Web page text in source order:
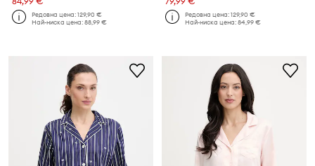
Редовна цена:129,90 €
Най-ниска цена:88,99 €
Редовна цена:129,90 €
Най-ниска цена:84,99 €